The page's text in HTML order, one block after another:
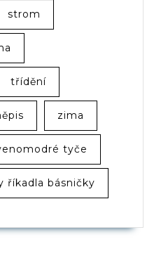
strom
třídění
zima
tyče
říkadla básničky